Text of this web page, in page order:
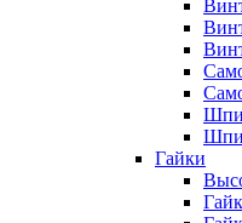
Гайки